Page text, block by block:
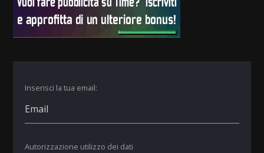
Inserisci la tua email:
Autorizzazione utilizzo dei dati